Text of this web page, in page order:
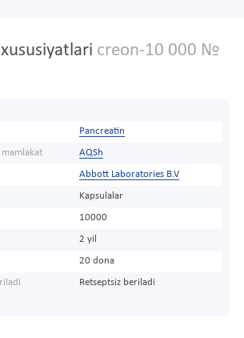
creon-10 000 №
Pancreatin
AQSh
Abbott Laboratories B.V
Kapsulalar
10000
2 yil
20 dona
Retseptsiz beriladi